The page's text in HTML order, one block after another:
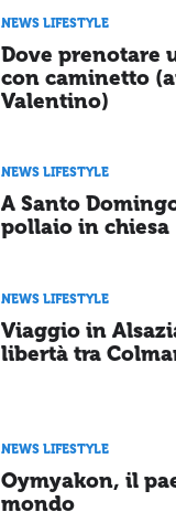
NEWS LIFESTYLE
Dove prenotare
con caminetto
Valentino)
NEWS LIFESTYLE
A Santo
pollaio in chiesa
NEWS LIFESTYLE
Viaggio in
libertà tra
NEWS LIFESTYLE
Oymyakon, il
mondo